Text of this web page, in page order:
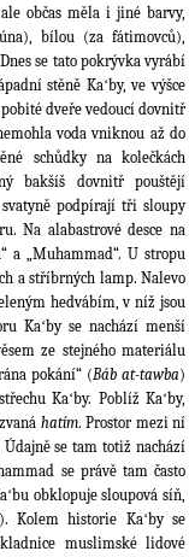
občas měla i jiné barvy,
bílou (za fátimovců),
se tato pokrývka vyrábí
stěně Kaʻby, ve výšce
dveře vedoucí dovnitř
voda vniknou až do
schůdky na kolečkách
bakšíš dovnitř pouštějí
podpírají tři sloupy
Na alabastrové desce na
a „Muhammad“. U stropu
a stříbrných lamp. Nalevo
hedvábím, v níž jsou
Kaʻby se nachází menší
ze stejného materiálu
pokání“ (Báb at-tawba)
Kaʻby. Poblíž Kaʻby,
hatím. Prostor mezi ní
se tam totiž nachází
se právě tam často
obklopuje sloupová síň,
Kolem historie Kaʻby se
muslimské lidové